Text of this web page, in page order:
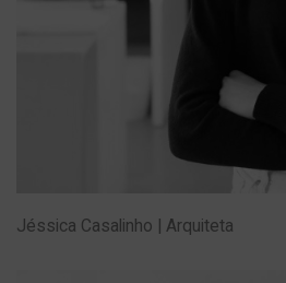
Jéssica Casalinho | Arquiteta